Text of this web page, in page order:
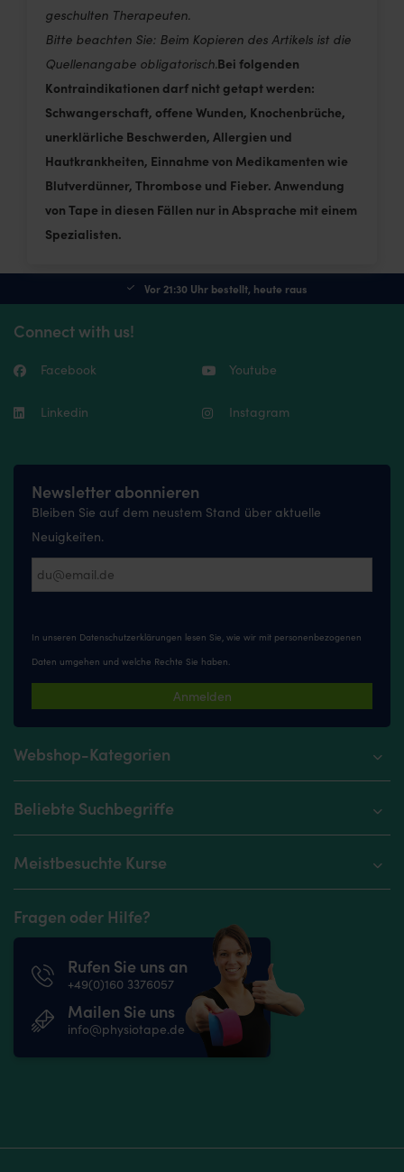
geschulten Therapeuten.
Bitte beachten Sie: Beim Kopieren des Artikels ist die
Quellenangabe obligatorisch.Bei folgenden
Kontraindikationen darf nicht getapt werden:
Schwangerschaft, offene Wunden, Knochenbrüche,
unerklärliche Beschwerden, Allergien und
Hautkrankheiten, Einnahme von Medikamenten wie
Blutverdünner, Thrombose und Fieber. Anwendung
von Tape in diesen Fällen nur in Absprache mit einem
Spezialisten.
Vor 21:30 Uhr bestellt, heute raus
Connect with us!
Facebook Youtube
Linkedin Instagram
Newsletter abonnieren
Bleiben Sie auf dem neustem Stand über aktuelle
Neuigkeiten.
In unseren Datenschutzerklärungen lesen Sie, wie wir mit personenbezogenen
Daten umgehen und welche Rechte Sie haben.
Anmelden
Webshop-Kategorien
Beliebte Suchbegriffe
Meistbesuchte Kurse
Fragen oder Hilfe?
Rufen Sie uns an
+49(0)160 3376057
Mailen Sie uns
info@physiotape.de